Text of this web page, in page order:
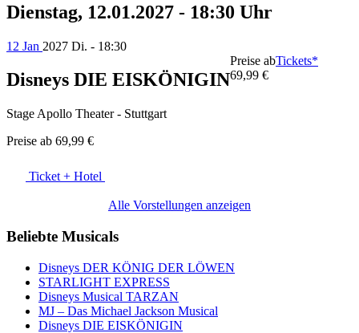
Dienstag, 12.01.2027 - 18:30 Uhr
12 Jan 2027 Di. - 18:30
Disneys DIE EISKÖNIGIN
Stage Apollo Theater - Stuttgart
Preise ab 69,99 €
Preise ab
69,99 €
Tickets*
Ticket + Hotel
Alle Vorstellungen anzeigen
Beliebte Musicals
Disneys DER KÖNIG DER LÖWEN
STARLIGHT EXPRESS
Disneys Musical TARZAN
MJ – Das Michael Jackson Musical
Disneys DIE EISKÖNIGIN